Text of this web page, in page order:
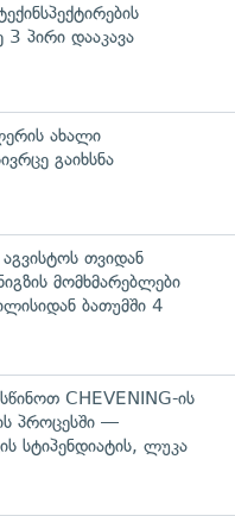
3 პირი დააკავა
ახალი
გაიხსნა
თვიდან
მომხმარებლები
ბათუმში 4
CHEVENING-ის
პროცესში —
სტიპენდიატის, ლუკა